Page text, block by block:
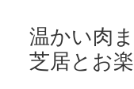
温かい肉
芝居とお